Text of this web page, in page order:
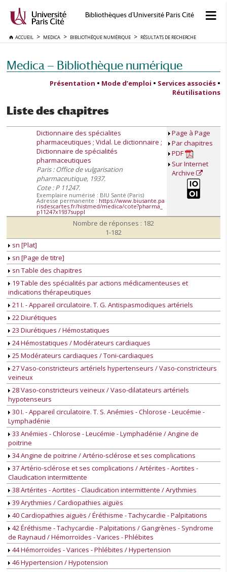
Bibliothèques d'Université Paris Cité
ACCUEIL MEDICA BIBLIOTHÈQUE NUMÉRIQUE RÉSULTATS DE RECHERCHE
Medica — Bibliothèque numérique
Présentation • Mode d’emploi • Services associés •
Réutilisations
Liste des chapitres
Dictionnaire des spécialites
pharmaceutiques ; Vidal. Le dictionnaire ;
Dictionnaire de spécialités
pharmaceutiques
Paris : Office de vulgarisation
pharmaceutique, 1937.
Cote : P 11247.
Exemplaire numérisé : BIU Santé (Paris)
Adresse permanente : https://www.biusante.pa
risdescartes.fr/histmed/medica/cote?pharma_
p11247x1937suppl
Page à Page
Par chapitres
PDF
Sur Internet
Archive
Nombre de réponses : 182
1-182
sn [Plat]
sn [Page de titre]
sn Table des chapitres
19 Table des spécialités par actions médicamenteuses et
indications thérapeutiques
21 I. - Appareil circulatoire. T. G. Antispasmodiques artériels
22 Diurétiques
23 Diurétiques / Hémostatiques
24 Hémostatiques / Modérateurs cardiaques
25 Modérateurs cardiaques / Toni-cardiaques
27 Vaso-constricteurs artériels hypertenseurs / Vaso-constricteurs
veineux
28 Vaso-constricteurs veineux / Vaso-dilatateurs artériels
hypotenseurs
30 I. - Appareil circulatoire. T. S. Anémies - Chlorose - Leucémie -
Lymphadénie
33 Anémies - Chlorose - Leucémie - Lymphadénie / Angine de
poitrine
34 Angine de poitrine / Artério-sclérose et ses complications
37 Artério-sclérose et ses complications / Artérites - Aortites -
Claudication intermittente
38 Artérites - Aortites - Claudication intermittente / Arythmies
39 Arythmies / Cardiopathies aiguës
40 Cardiopathies aiguës / Éréthisme - Tachycardie - Palpitations
42 Éréthisme - Tachycardie - Palpitations / Gangrènes - Syndrome
de Raynaud / Hémorroïdes - Varices - Phlébites
44 Hémorroïdes - Varices - Phlébites / Hypertension
46 Hypertension / Hypotension